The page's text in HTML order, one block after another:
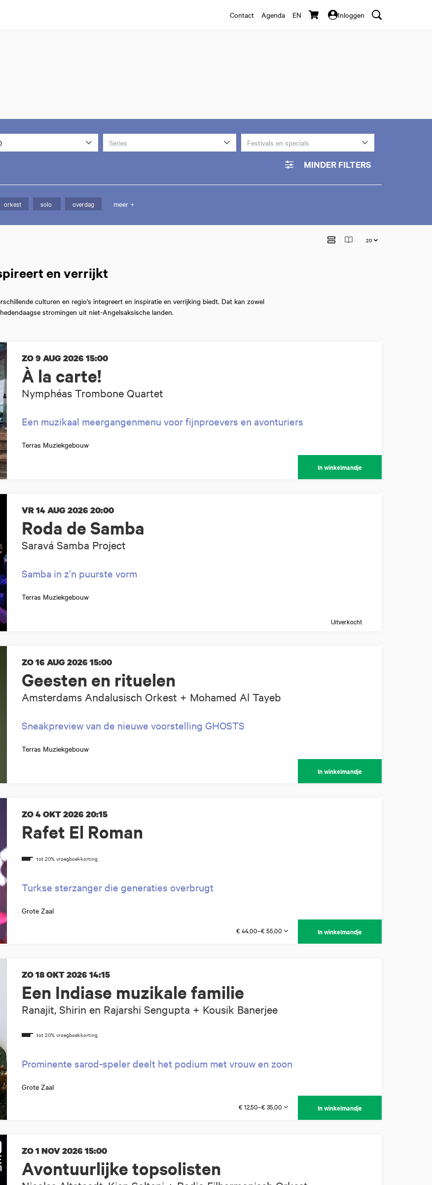
Contact Agenda EN Inloggen
Series Festivals en specials
MINDER FILTERS
orkest solo overdag meer +
en verrijkt
culturen en regio's integreert en inspiratie en verrijking biedt. Dat kan zowel
stromingen uit niet-Angelsaksische landen.
À la carte!
Nymphéas Trombone Quartet
ZO 9 AUG 2026 15:00
Een muzikaal meergangenmenu voor fijnproevers en avonturiers
Terras Muziekgebouw
In winkelmandje
Roda de Samba
Saravá Samba Project
VR 14 AUG 2026 20:00
Samba in z’n puurste vorm
Terras Muziekgebouw
Uitverkocht
Geesten en rituelen
Amsterdams Andalusisch Orkest + Mohamed Al Tayeb
ZO 16 AUG 2026 15:00
Sneakpreview van de nieuwe voorstelling GHOSTS
Terras Muziekgebouw
In winkelmandje
Rafet El Roman
ZO 4 OKT 2026 20:15
Turkse sterzanger die generaties overbrugt
Grote Zaal
€ 44,00–€ 55,00 In winkelmandje
Een Indiase muzikale familie
Ranajit, Shirin en Rajarshi Sengupta + Kousik Banerjee
ZO 18 OKT 2026 14:15
Prominente sarod-speler deelt het podium met vrouw en zoon
Grote Zaal
€ 12,50–€ 35,00 In winkelmandje
Avontuurlijke topsolisten
ZO 1 NOV 2026 15:00